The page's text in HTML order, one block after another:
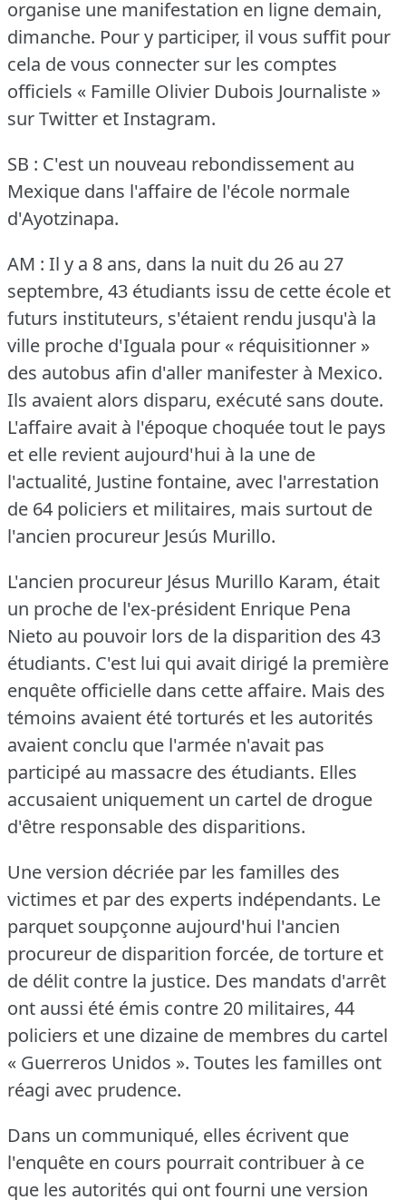
organise une manifestation en ligne demain,
dimanche. Pour y participer, il vous suffit pour
cela de vous connecter sur les comptes
officiels « Famille Olivier Dubois Journaliste »
sur Twitter et Instagram.
SB : C'est un nouveau rebondissement au
Mexique dans l'affaire de l'école normale
d'Ayotzinapa.
AM : Il y a 8 ans, dans la nuit du 26 au 27
septembre, 43 étudiants issu de cette école et
futurs instituteurs, s'étaient rendu jusqu'à la
ville proche d'Iguala pour « réquisitionner »
des autobus afin d'aller manifester à Mexico.
Ils avaient alors disparu, exécuté sans doute.
L'affaire avait à l'époque choquée tout le pays
et elle revient aujourd'hui à la une de
l'actualité, Justine fontaine, avec l'arrestation
de 64 policiers et militaires, mais surtout de
l'ancien procureur Jesús Murillo.
L'ancien procureur Jésus Murillo Karam, était
un proche de l'ex-président Enrique Pena
Nieto au pouvoir lors de la disparition des 43
étudiants. C'est lui qui avait dirigé la première
enquête officielle dans cette affaire. Mais des
témoins avaient été torturés et les autorités
avaient conclu que l'armée n'avait pas
participé au massacre des étudiants. Elles
accusaient uniquement un cartel de drogue
d'être responsable des disparitions.
Une version décriée par les familles des
victimes et par des experts indépendants. Le
parquet soupçonne aujourd'hui l'ancien
procureur de disparition forcée, de torture et
de délit contre la justice. Des mandats d'arrêt
ont aussi été émis contre 20 militaires, 44
policiers et une dizaine de membres du cartel
« Guerreros Unidos ». Toutes les familles ont
réagi avec prudence.
Dans un communiqué, elles écrivent que
l'enquête en cours pourrait contribuer à ce
que les autorités qui ont fourni une version